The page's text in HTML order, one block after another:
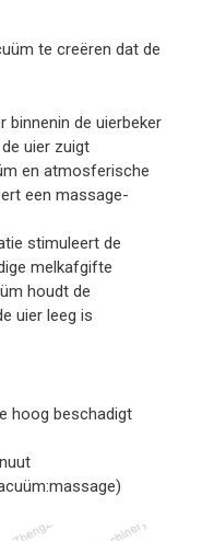
te creëren dat de
binnenin de uierbeker
uier zuigt
en atmosferische
een massage-
stimuleert de
melkafgifte
houdt de
uier leeg is
hoog beschadigt